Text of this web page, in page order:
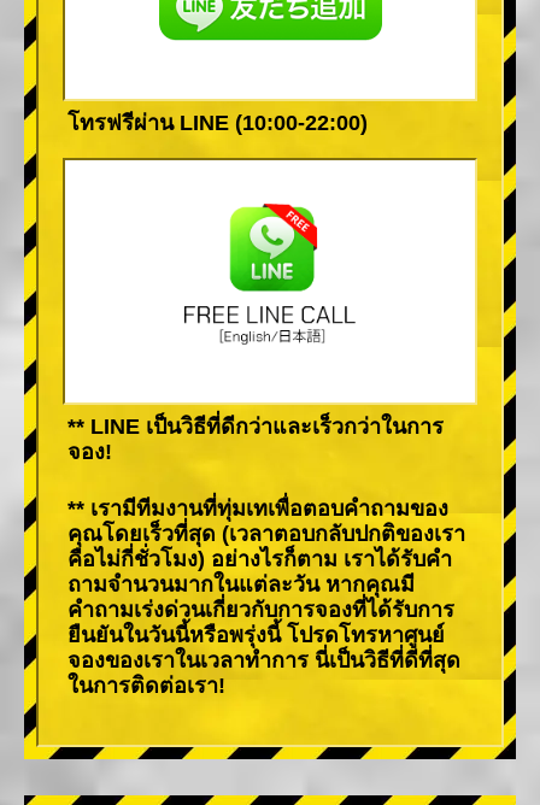
โทรฟรีผ่าน LINE (10:00-22:00)
** LINE เป็นวิธีที่ดีกว่าและเร็วกว่าในการ
จอง!
** เรามีทีมงานที่ทุ่มเทเพื่อตอบคำถามของ
คุณโดยเร็วที่สุด (เวลาตอบกลับปกติของเรา
คือไม่กี่ชั่วโมง) อย่างไรก็ตาม เราได้รับคำ
ถามจำนวนมากในแต่ละวัน หากคุณมี
คำถามเร่งด่วนเกี่ยวกับการจองที่ได้รับการ
ยืนยันในวันนี้หรือพรุ่งนี้ โปรดโทรหาศูนย์
จองของเราในเวลาทำการ นี่เป็นวิธีที่ดีที่สุด
ในการติดต่อเรา!